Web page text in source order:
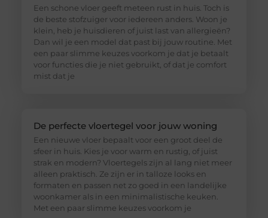
Een schone vloer geeft meteen rust in huis. Toch is
de beste stofzuiger voor iedereen anders. Woon je
klein, heb je huisdieren of juist last van allergieën?
Dan wil je een model dat past bij jouw routine. Met
een paar slimme keuzes voorkom je dat je betaalt
voor functies die je niet gebruikt, of dat je comfort
mist dat je
De perfecte vloertegel voor jouw woning
Een nieuwe vloer bepaalt voor een groot deel de
sfeer in huis. Kies je voor warm en rustig, of juist
strak en modern? Vloertegels zijn al lang niet meer
alleen praktisch. Ze zijn er in talloze looks en
formaten en passen net zo goed in een landelijke
woonkamer als in een minimalistische keuken.
Met een paar slimme keuzes voorkom je